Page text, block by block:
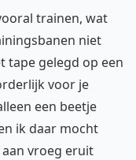
trainen, wat
niet
tape gelegd op een
voor je
een beetje
ik daar mocht
vroeg eruit